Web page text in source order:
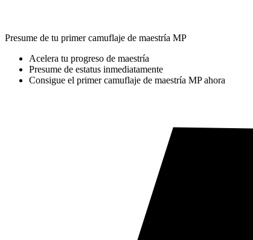
Presume de tu primer camuflaje de maestría MP
Acelera tu progreso de maestría
Presume de estatus inmediatamente
Consigue el primer camuflaje de maestría MP ahora